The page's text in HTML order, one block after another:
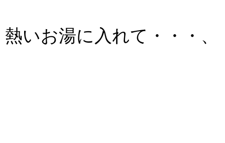
熱いお湯に入れて・・・、